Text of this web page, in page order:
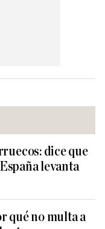
dice que
levanta
qué no multa a